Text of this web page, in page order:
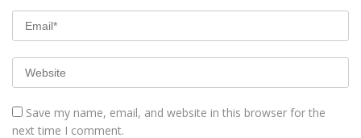
Save my name, email, and website in this browser for the
next time I comment.